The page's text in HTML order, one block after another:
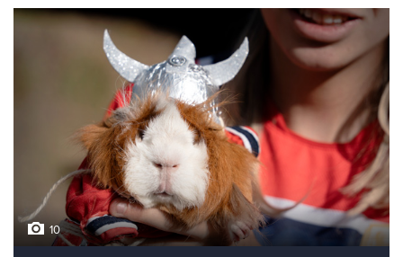
10